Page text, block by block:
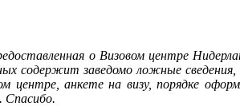
о Визовом центре
содержит заведомо ложные
анкете на визу, порядке
Спасибо.